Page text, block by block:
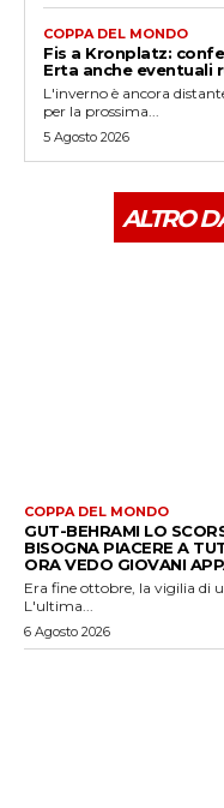
COPPA DEL MONDO
Fis a Kronplatz:
Erta anche eventuali
L'inverno è ancora
per la prossima...
5 Agosto 2026
ALTRO
COPPA DEL MONDO
GUT-BEHRAMI LO
BISOGNA PIACERE A
ORA VEDO GIOVANI
Era fine ottobre, la vigilia di
L'ultima...
6 Agosto 2026